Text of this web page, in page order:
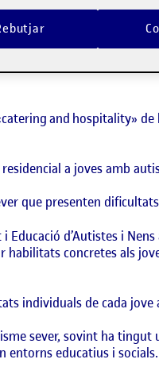
cateringand hospitality» de
a joves amb
que presenten
Educació d’Autistes i
concretes als
individuals de cada
sever, sovint ha
educatius i